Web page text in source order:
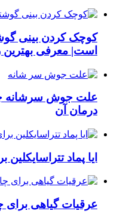
کوچک کردن بینی
است| معرفی
علت جوش سرشانه
درمان آن
ایا پماد
عرقیات گیاهی